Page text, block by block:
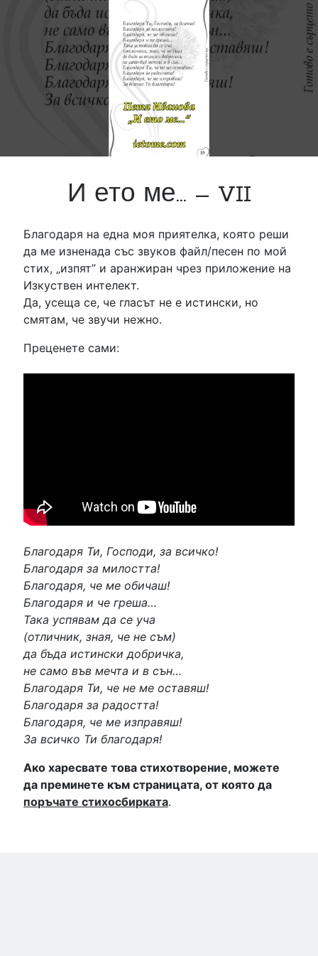
„И ето ме…“ в Стара Загора – 03.06.2026 г.
Представяне на стихосбирката „И ето ме…“ в гр. Стара Загора
на 03.06.2026 г.
Няма дни последни…
„И ето ме…“ в Бяла черква – 26.11.2025 г.
Представяне на стихосбирката „И ето ме…“ в гр. Бяла Черква
И ето ме… – VII
Благодаря на една моя приятелка, която реши
да ме изненада със звуков файл/песен по мой
стих, „изпят” и аранжиран чрез приложение на
Изкуствен интелект.
Да, усеща се, че гласът не е истински, но
смятам, че звучи нежно.
Преценете сами:
Благодаря Ти, Господи, за всичко!
Благодаря за милостта!
Благодаря, че ме обичаш!
Благодаря и че греша…
Така успявам да се уча
(отличник, зная, че не съм)
да бъда истински добричка,
не само във мечта и в сън…
Благодаря Ти, че не ме оставяш!
Благодаря за радостта!
Благодаря, че ме изправяш!
За всичко Ти благодаря!
Ако харесвате това стихотворение, можете
да преминете към страницата, от която да
поръчате стихосбирката.